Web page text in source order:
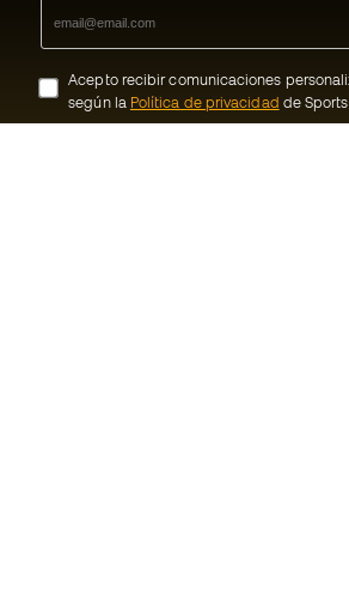
Acepto recibir comunicaciones
según la Política de privacidad de